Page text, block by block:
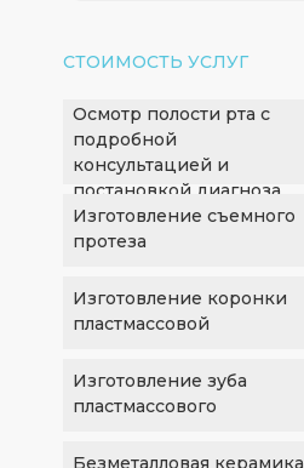
СТОИМОСТЬ УСЛУГ
Осмотр полости рта с
подробной
консультацией и
постановкой диагноза
Изготовление съемного
протеза
Изготовление коронки
пластмассовой
Изготовление зуба
пластмассового
Безметалловая керамика